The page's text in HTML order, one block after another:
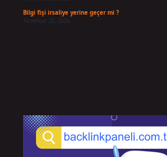
Bilgi fişi irsaliye yerine geçer mi ?
Temmuz 25, 2026